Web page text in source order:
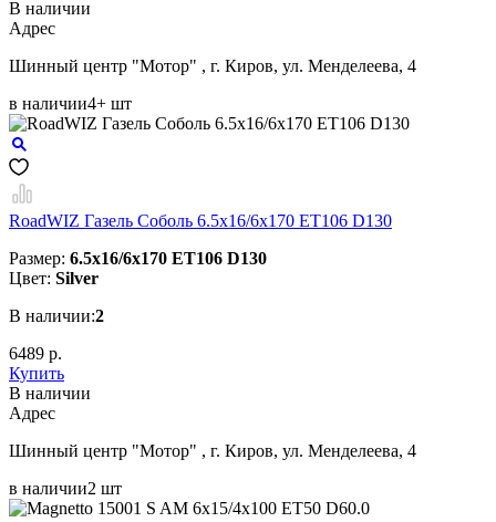
В наличии
Aдрес
Шинный центр "Мотор" , г. Киров, ул. Менделеева, 4
в наличии4+ шт
RoadWIZ Газель Соболь 6.5x16/6x170 ET106 D130
Размер: 6.5x16/6x170 ET106 D130
Цвет: Silver
В наличии:2
6489 р.
Купить
В наличии
Aдрес
Шинный центр "Мотор" , г. Киров, ул. Менделеева, 4
в наличии2 шт